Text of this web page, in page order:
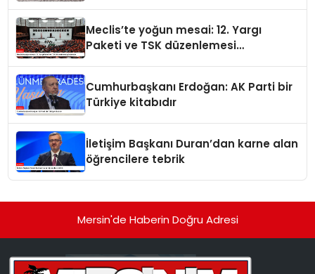
Meclis’te yoğun mesai: 12. Yargı
Paketi ve TSK düzenlemesi
Cumhurbaşkanı Erdoğan: AK Parti bir
Türkiye kitabıdır
İletişim Başkanı Duran’dan karne alan
öğrencilere tebrik
Mersin'de Haberin Doğru Adresi